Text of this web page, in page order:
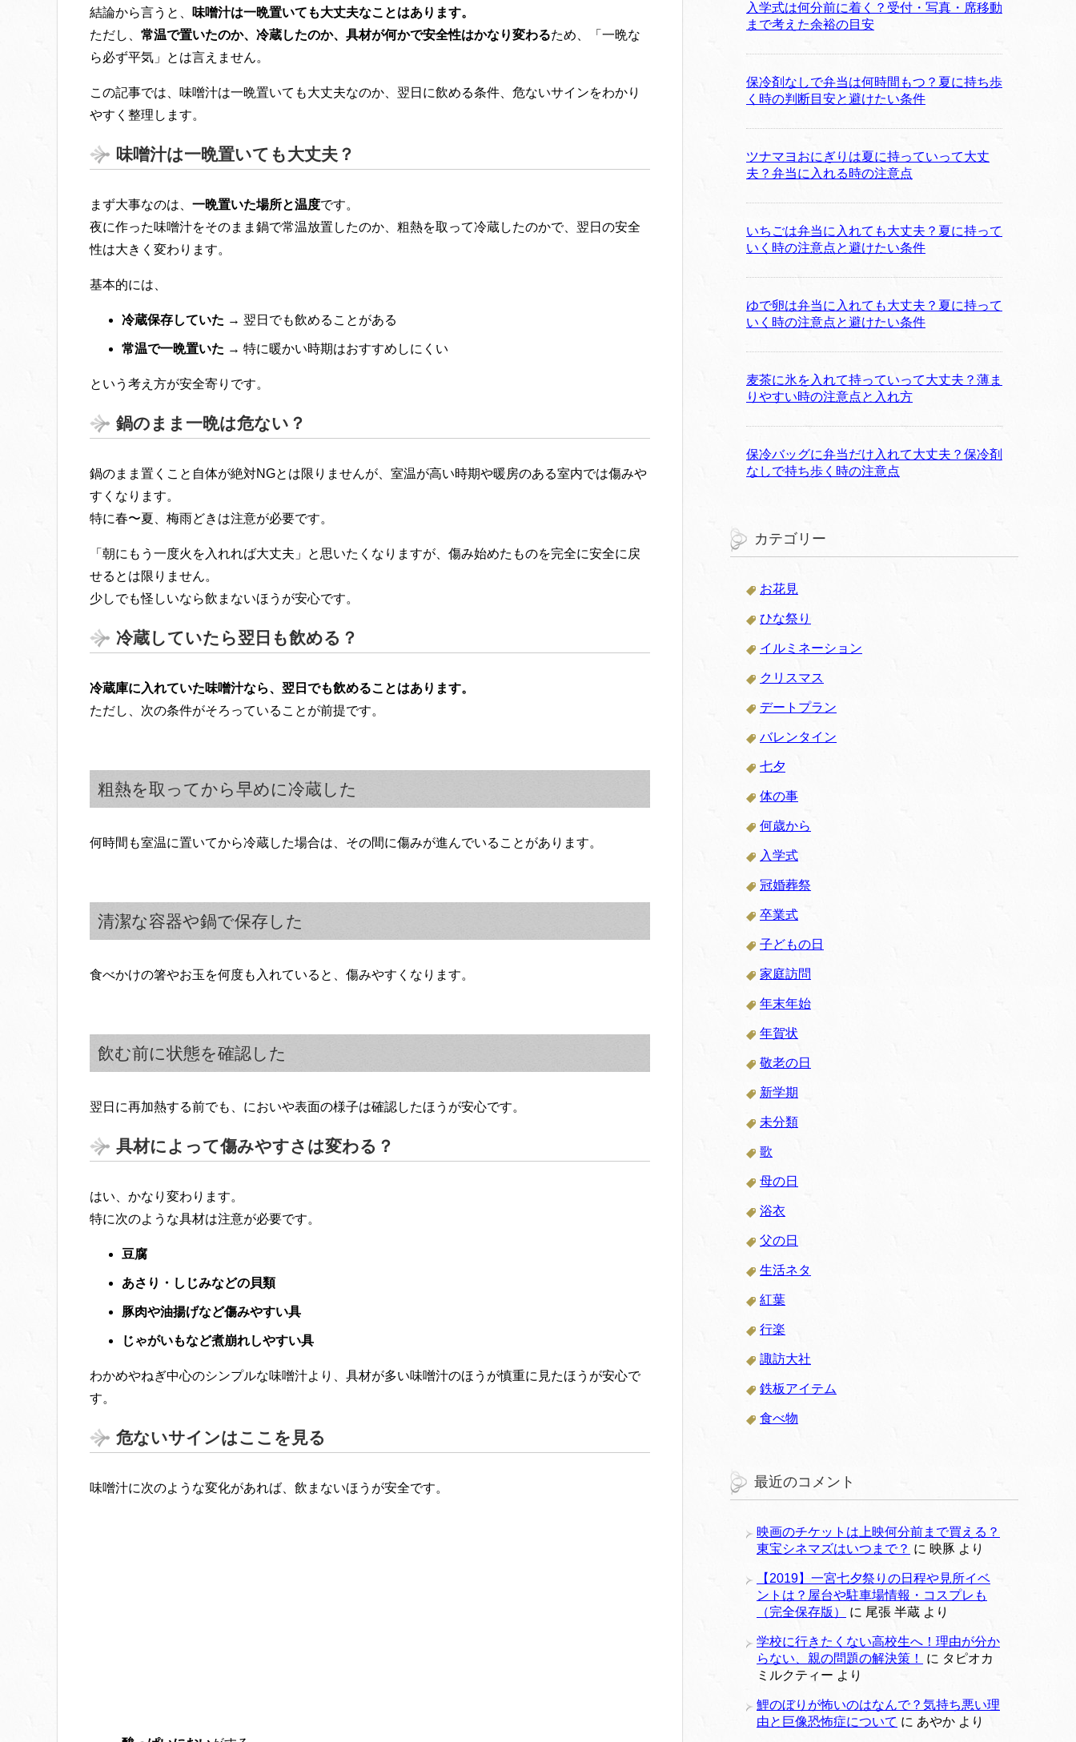
結論から言うと、
味噌汁は一晩置いても大丈夫なことはあります。
ただし、 常温で置いたのか、冷蔵したのか、具材が何かで安全性はかなり変わるため、「一晩な
ら必ず平気」とは言えません。
この記事では、味噌汁は一晩置いても大丈夫なのか、翌日に飲める条件、危ないサインをわかり
やすく整理します。
味噌汁は一晩置いても大丈夫？
まず大事なのは、 一晩置いた場所と温度です。
夜に作った味噌汁をそのまま鍋で常温放置したのか、粗熱を取って冷蔵したのかで、翌日の安全
性は大きく変わります。
基本的には、
冷蔵保存していた → 翌日でも飲めることがある
常温で一晩置いた → 特に暖かい時期はおすすめしにくい
という考え方が安全寄りです。
鍋のまま一晩は危ない？
鍋のまま置くこと自体が絶対NGとは限りませんが、室温が高い時期や暖房のある室内では傷みや
すくなります。
特に春〜夏、梅雨どきは注意が必要です。
「朝にもう一度火を入れれば大丈夫」と思いたくなりますが、傷み始めたものを完全に安全に戻
せるとは限りません。
少しでも怪しいなら飲まないほうが安心です。
冷蔵していたら翌日も飲める？
冷蔵庫に入れていた味噌汁なら、翌日でも飲めることはあります。
ただし、次の条件がそろっていることが前提です。
粗熱を取ってから早めに冷蔵した
何時間も室温に置いてから冷蔵した場合は、その間に傷みが進んでいることがあります。
清潔な容器や鍋で保存した
食べかけの箸やお玉を何度も入れていると、傷みやすくなります。
飲む前に状態を確認した
翌日に再加熱する前でも、においや表面の様子は確認したほうが安心です。
具材によって傷みやすさは変わる？
はい、かなり変わります。
特に次のような具材は注意が必要です。
豆腐
あさり・しじみなどの貝類
豚肉や油揚げなど傷みやすい具
じゃがいもなど煮崩れしやすい具
わかめやねぎ中心のシンプルな味噌汁より、具材が多い味噌汁のほうが慎重に見たほうが安心で
す。
危ないサインはここを見る
味噌汁に次のような変化があれば、飲まないほうが安全です。
入学式は何分前に着く？受付・写真・席移動
まで考えた余裕の目安
保冷剤なしで弁当は何時間もつ？夏に持ち歩
く時の判断目安と避けたい条件
ツナマヨおにぎりは夏に持っていって大丈
夫？弁当に入れる時の注意点
いちごは弁当に入れても大丈夫？夏に持って
いく時の注意点と避けたい条件
ゆで卵は弁当に入れても大丈夫？夏に持って
いく時の注意点と避けたい条件
麦茶に氷を入れて持っていって大丈夫？薄ま
りやすい時の注意点と入れ方
保冷バッグに弁当だけ入れて大丈夫？保冷剤
なしで持ち歩く時の注意点
カテゴリー
お花見
ひな祭り
イルミネーション
クリスマス
デートプラン
バレンタイン
七夕
体の事
何歳から
入学式
冠婚葬祭
卒業式
子どもの日
家庭訪問
年末年始
年賀状
敬老の日
新学期
未分類
歌
母の日
浴衣
父の日
生活ネタ
紅葉
行楽
諏訪大社
鉄板アイテム
食べ物
最近のコメント
映画のチケットは上映何分前まで買える？
東宝シネマズはいつまで？ に 映豚 より
【2019】一宮七夕祭りの日程や見所イベ
ントは？屋台や駐車場情報・コスプレも
（完全保存版）
に 尾張 半蔵 より
学校に行きたくない高校生へ！理由が分か
らない、親の問題の解決策！
に タピオカ
ミルクティー より
鯉のぼりが怖いのはなんで？気持ち悪い理
由と巨像恐怖症について に あやか より